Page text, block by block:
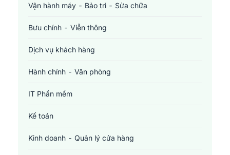
Vận hành máy - Bảo trì - Sửa chữa
Bưu chính - Viễn thông
Dịch vụ khách hàng
Hành chính - Văn phòng
IT Phần mềm
Kế toán
Kinh doanh - Quản lý cửa hàng